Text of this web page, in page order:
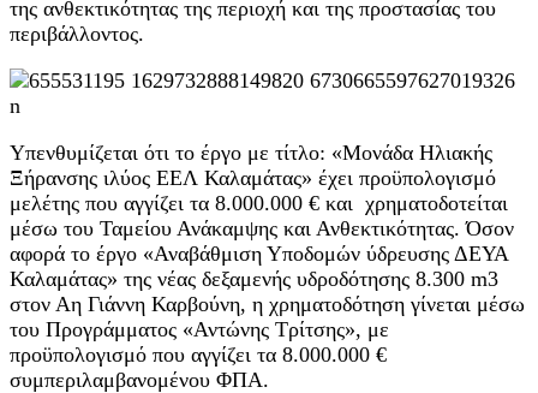
της ανθεκτικότητας της περιοχή και της προστασίας του
περιβάλλοντος.
Υπενθυμίζεται ότι το έργο με τίτλο: «Μονάδα Ηλιακής
Ξήρανσης ιλύος ΕΕΛ Καλαμάτας» έχει προϋπολογισμό
μελέτης που αγγίζει τα 8.000.000 € και χρηματοδοτείται
μέσω του Ταμείου Ανάκαμψης και Ανθεκτικότητας. Όσον
αφορά το έργο «Αναβάθμιση Υποδομών ύδρευσης ΔΕΥΑ
Καλαμάτας» της νέας δεξαμενής υδροδότησης 8.300 m3
στον Αη Γιάννη Καρβούνη, η χρηματοδότηση γίνεται μέσω
του Προγράμματος «Αντώνης Τρίτσης», με
προϋπολογισμό που αγγίζει τα 8.000.000 €
συμπεριλαμβανομένου ΦΠΑ.